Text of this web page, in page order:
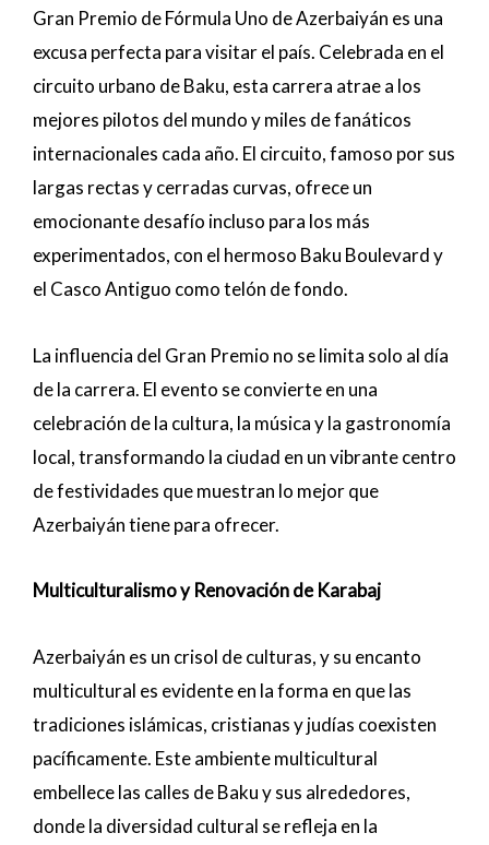
Gran Premio de Fórmula Uno de Azerbaiyán es una
excusa perfecta para visitar el país. Celebrada en el
circuito urbano de Baku, esta carrera atrae a los
mejores pilotos del mundo y miles de fanáticos
internacionales cada año. El circuito, famoso por sus
largas rectas y cerradas curvas, ofrece un
emocionante desafío incluso para los más
experimentados, con el hermoso Baku Boulevard y
el Casco Antiguo como telón de fondo.
La influencia del Gran Premio no se limita solo al día
de la carrera. El evento se convierte en una
celebración de la cultura, la música y la gastronomía
local, transformando la ciudad en un vibrante centro
de festividades que muestran lo mejor que
Azerbaiyán tiene para ofrecer.
Multiculturalismo y Renovación de Karabaj
Azerbaiyán es un crisol de culturas, y su encanto
multicultural es evidente en la forma en que las
tradiciones islámicas, cristianas y judías coexisten
pacíficamente. Este ambiente multicultural
embellece las calles de Baku y sus alrededores,
donde la diversidad cultural se refleja en la